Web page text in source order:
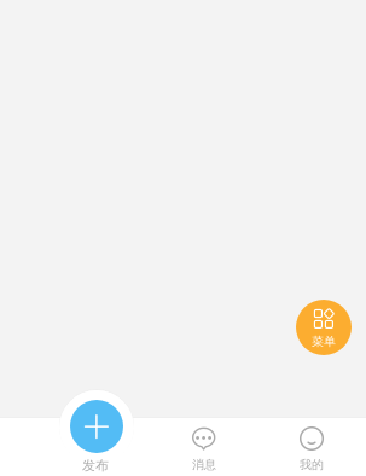

菜单

发布

消息

我的